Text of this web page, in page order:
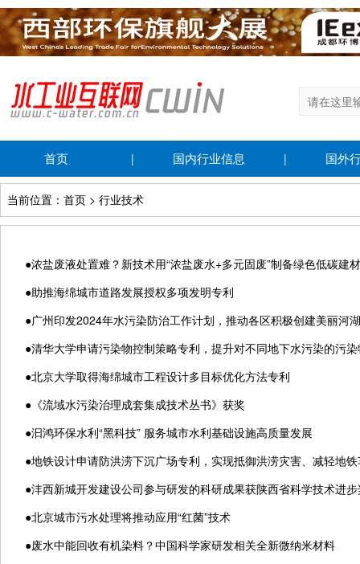
首页 | 国内行业信息 | 国外
当前位置：首页 > 行业技术
●浓盐废液处置难？新技术用“浓盐废水+多元固废”制备绿色低碳建材
●助推海绵城市道路发展授权多项发明专利
●广州印发2024年水污染防治工作计划，推动各区积极创建美丽河湖
●清华大学申请污染物控制策略专利，提升对不同地下水污染的污
●北京大学取得海绵城市工程设计多目标优化方法专利
● 《流域水污染治理成套集成技术丛书》获奖
●汩鸿环保水利“黑科技” 服务城市水利基础设施高质量发展
●地铁设计申请防洪涝下沉广场专利，实现抵御洪涝灾害、减轻地
●沣西新城开发建设公司参与研发的科研成果获陕西省科学技术进
●北京城市污水处理将推动应用“红菌”技术
●废水中能回收有机染料？中国科学家研发相关全新微纳米材料